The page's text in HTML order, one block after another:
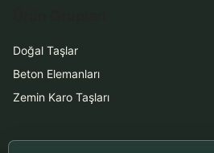
Doğal Taşlar
Beton Elemanları
Zemin Karo Taşları
Hizmetler